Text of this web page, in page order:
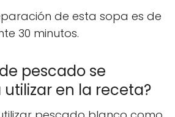
de esta sopa es de
30 minutos.
pescado se
en la receta?